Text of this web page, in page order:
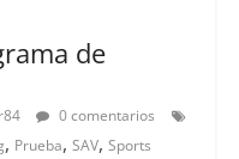
de
0 comentarios
, Prueba, SAV, Sports